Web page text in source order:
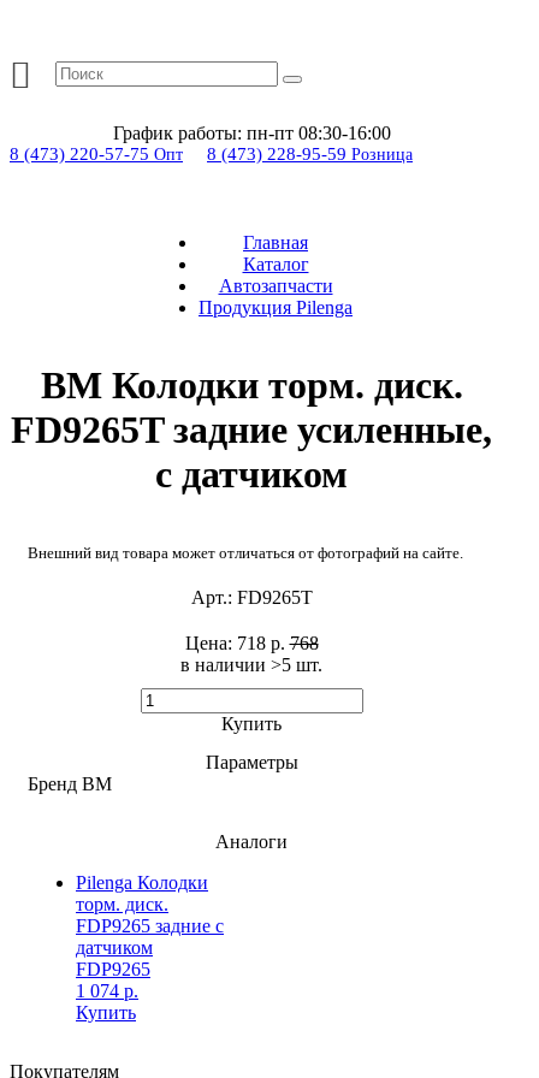
График работы: пн-пт 08:30-16:00
8 (473) 220-57-75 Опт 8 (473) 228-95-59 Розница
Главная
Каталог
Автозапчасти
Продукция Pilenga
BM Колодки торм. диск.
FD9265T задние усиленные,
с датчиком
Внешний вид товара может отличаться от фотографий на сайте.
Арт.: FD9265T
в наличии >5 шт. ​
Цена: 718 р.768
Купить
Параметры
Бренд BM
Аналоги
Pilenga Колодки
торм. диск.
FDP9265 задние с
датчиком
FDP9265
1 074 р.
Купить
Покупателям